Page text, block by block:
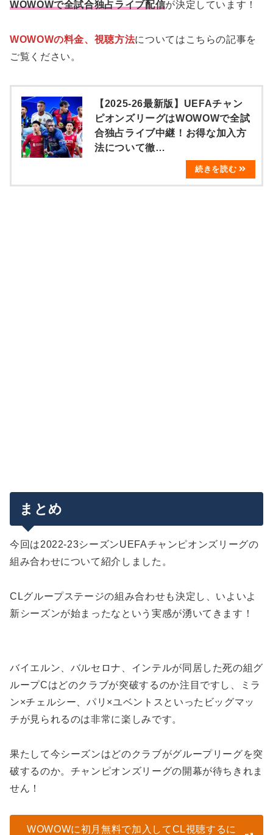
WOWOWで全試合独占ライブ配信が決定しています！
WOWOWの料金、視聴方法についてはこちらの記事を
ご覧ください。
【2025-26最新版】UEFAチャン
ピオンズリーグはWOWOWで全試
合独占ライブ中継！お得な加入方
法について徹…
まとめ
今回は2022-23シーズンUEFAチャンピオンズリーグの
組み合わせについて紹介しました。
CLグループステージの組み合わせも決定し、いよいよ
新シーズンが始まったなという実感が湧いてきます！
バイエルン、バルセロナ、インテルが同居した死の組グ
ループCはどのクラブが突破するのか注目ですし、ミラ
ン×チェルシー、パリ×ユベントスといったビッグマッ
チが見られるのは非常に楽しみです。
果たして今シーズンはどのクラブがグループリーグを突
破するのか。チャンピオンズリーグの開幕が待ちきれま
せん！
WOWOWに初月無料で加入してCL視聴するに